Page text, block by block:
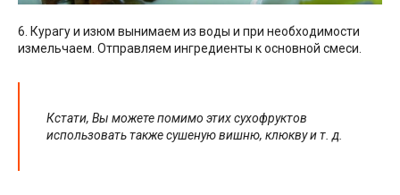
6. Курагу и изюм вынимаем из воды и при необходимости
измельчаем. Отправляем ингредиенты к основной смеси.
Кстати, Вы можете помимо этих сухофруктов
использовать также сушеную вишню, клюкву и т. д.